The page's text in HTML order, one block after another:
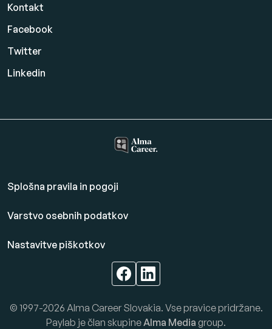
Kontakt
Facebook
Twitter
Linkedin
Splošna pravila in pogoji
Varstvo osebnih podatkov
Nastavitve piškotkov
© 1997-2026 Alma Career Slovakia. Vse pravice pridržane.
Paylab je član skupine Alma Media group.